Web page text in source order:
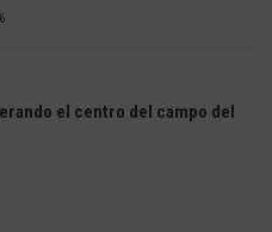
el centro del campo del